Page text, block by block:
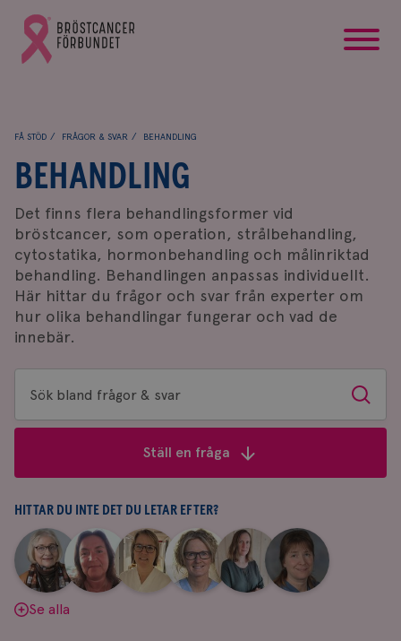
Gå
till
Bröstcancerförbundets
FÅ STÖD FRÅGOR & SVAR BEHANDLING
BEHANDLING
Det finns flera behandlingsformer vid
bröstcancer, som operation, strålbehandling,
cytostatika, hormonbehandling och målinriktad
behandling. Behandlingen anpassas individuellt.
Här hittar du frågor och svar från experter om
hur olika behandlingar fungerar och vad de
innebär.
Sök
bland
&
svar
Sök
Ställ en fråga
HITTAR DU INTE DET DU LETAR EFTER?
Aina
Johnsson
|
Anne
Andersson
Fredrika
Killander
|
Jeanette
Bäcklund
|
Maria
Edegran
|
Yvette
Andersson
Se alla